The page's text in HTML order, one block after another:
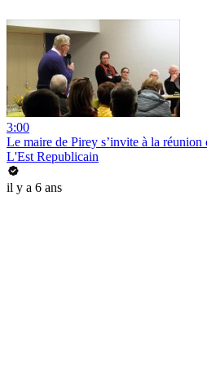
3:00
Le maire de Pirey s’invite à la réunion
L'Est Republicain
il y a 6 ans